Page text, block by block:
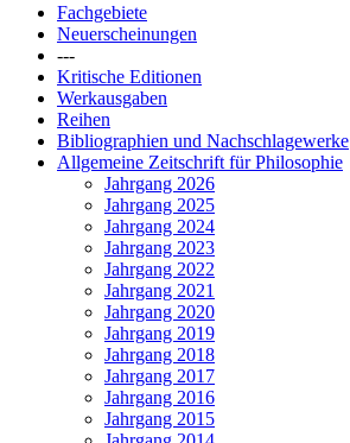
Fachgebiete
Neuerscheinungen
---
Kritische Editionen
Werkausgaben
Reihen
Bibliographien und Nachschlagewerke
Allgemeine Zeitschrift für Philosophie
Jahrgang 2026
Jahrgang 2025
Jahrgang 2024
Jahrgang 2023
Jahrgang 2022
Jahrgang 2021
Jahrgang 2020
Jahrgang 2019
Jahrgang 2018
Jahrgang 2017
Jahrgang 2016
Jahrgang 2015